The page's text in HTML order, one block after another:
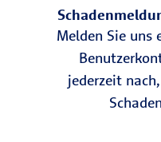
Melden Sie uns
jederzeit